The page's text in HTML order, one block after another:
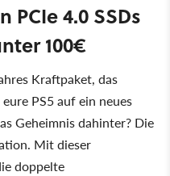
PCIe 4.0 SSDs
100€
Kraftpaket, das
PS5 auf ein neues
Geheimnis dahinter? Die
Mit dieser
doppelte